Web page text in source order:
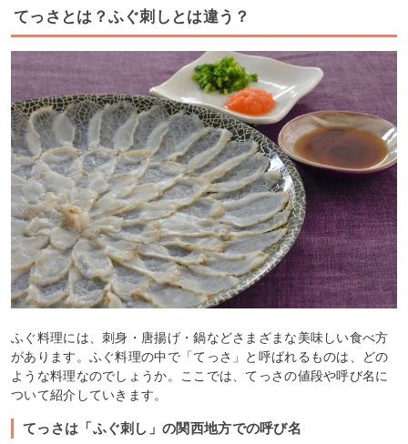
てっさとは？ふぐ刺しとは違う？
ふぐ料理には、刺身・唐揚げ・鍋などさまざまな美味しい食べ方
があります。ふぐ料理の中で「てっさ」と呼ばれるものは、どの
ような料理なのでしょうか。ここでは、てっさの値段や呼び名に
ついて紹介していきます。
てっさは「ふぐ刺し」の関西地方での呼び名